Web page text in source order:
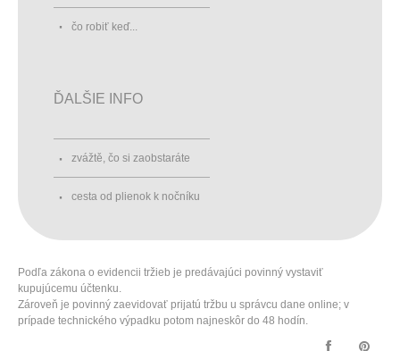
čo robiť keď...
ĎALŠIE INFO
zvážtě, čo si zaobstaráte
cesta od plienok k nočníku
Podľa zákona o evidencii tržieb je predávajúci povinný vystaviť
kupujúcemu účtenku.
Zároveň je povinný zaevidovať prijatú tržbu u správcu dane online; v
prípade technického výpadku potom najneskôr do 48 hodín.